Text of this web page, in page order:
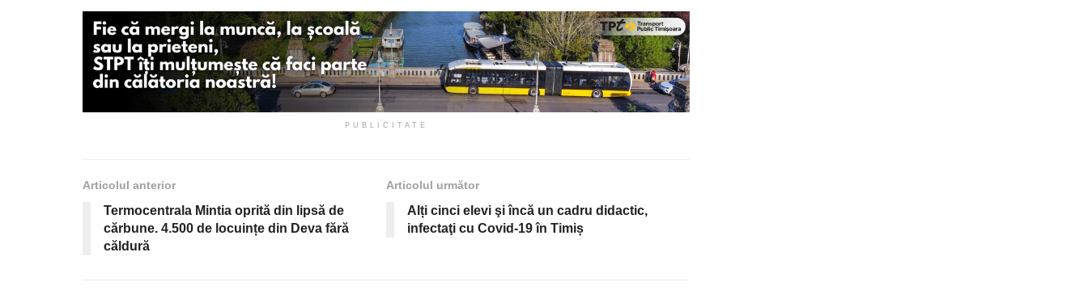
PUBLICITATE
Articolul anterior
Termocentrala Mintia oprită din lipsă de
cărbune. 4.500 de locuințe din Deva fără
căldură
Articolul următor
Alți cinci elevi şi încă un cadru didactic,
infectaţi cu Covid-19 în Timiș